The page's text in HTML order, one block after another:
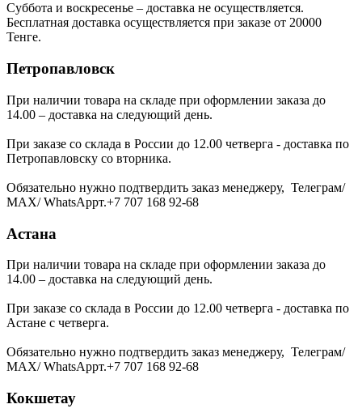
Суббота и воскресенье – доставка не осуществляется.
Бесплатная доставка осуществляется при заказе от 20000
Тенге.
Петропавловск
При наличии товара на складе при оформлении заказа до
14.00 – доставка на следующий день.
При заказе со склада в России до 12.00 четверга - доставка по
Петропавловску со вторника.
Обязательно нужно подтвердить заказ менеджеру, Телеграм/
МАХ/ WhatsAppт.+7 707 168 92-68
Астана
При наличии товара на складе при оформлении заказа до
14.00 – доставка на следующий день.
При заказе со склада в России до 12.00 четверга - доставка по
Астане с четверга.
Обязательно нужно подтвердить заказ менеджеру, Телеграм/
МАХ/ WhatsAppт.+7 707 168 92-68
Кокшетау